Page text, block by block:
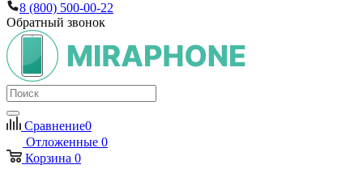
8 (800) 500-00-22
Обратный звонок
Сравнение0
Отложенные 0
Корзина 0